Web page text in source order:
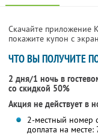
Скачайте приложение
покажите купон с
ЧТО ВЫ ПОЛУЧИТЕ
2 дня/1 ночь в
со скидкой 50%
Акция не действует в
2-местный номер
доплата на